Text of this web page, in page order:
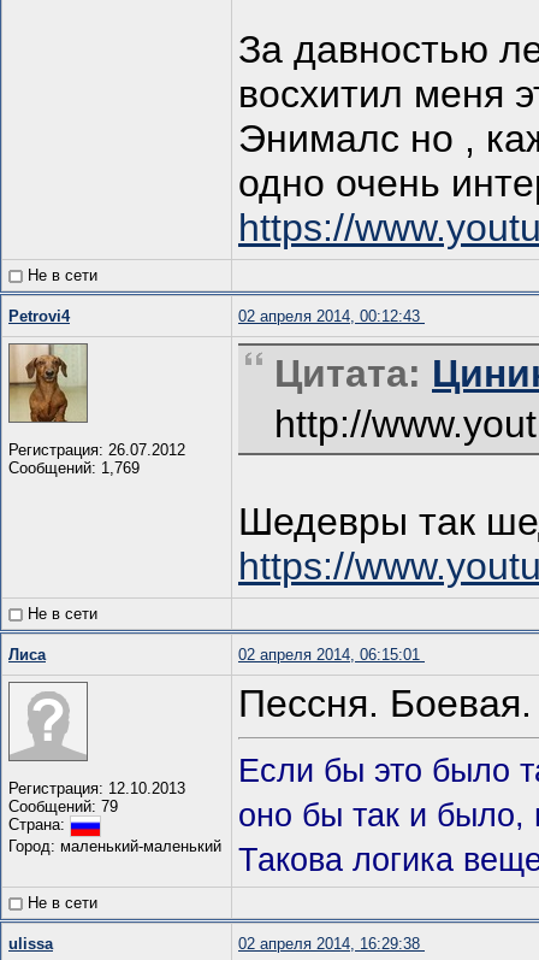
За давностью
восхитил меня
Энималс но ,
одно очень
https://
Не в сети
Petrovi4 02 апреля 2014, 00:12:43
Регистрация: 26.07.2012
Сообщений: 1,769
Цитата:
http://
Шедевры так
https://
Не в сети
Лиса 02 апреля 2014, 06:15:01
Регистрация: 12.10.2013
Сообщений: 79
Страна:
Город: маленький-маленький
Пессня. Боевая.
Если бы это было
оно бы так и было,
Такова логика
Не в сети
ulissa 02 апреля 2014, 16:29:38